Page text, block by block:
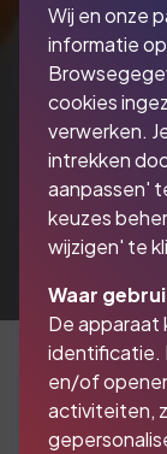
Wij en onze
informatie
cookies
verwerken.
intrekken
aanpassen'
keuzes
wijzigen' te
Waar
De apparaat
identificatie.
en/of
activiteiten,